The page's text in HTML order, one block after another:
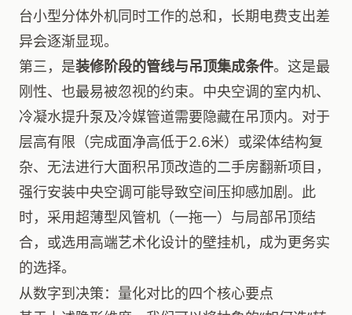
台小型分体外机同时工作的总和，长期电费支出差
异会逐渐显现。
第三，是装修阶段的管线与吊顶集成条件。这是最
刚性、也最易被忽视的约束。中央空调的室内机、
冷凝水提升泵及冷媒管道需要隐藏在吊顶内。对于
层高有限（完成面净高低于2.6米）或梁体结构复
杂、无法进行大面积吊顶改造的二手房翻新项目，
强行安装中央空调可能导致空间压抑感加剧。此
时，采用超薄型风管机（一拖一）与局部吊顶结
合，或选用高端艺术化设计的壁挂机，成为更务实
的选择。
从数字到决策：量化对比的四个核心要点